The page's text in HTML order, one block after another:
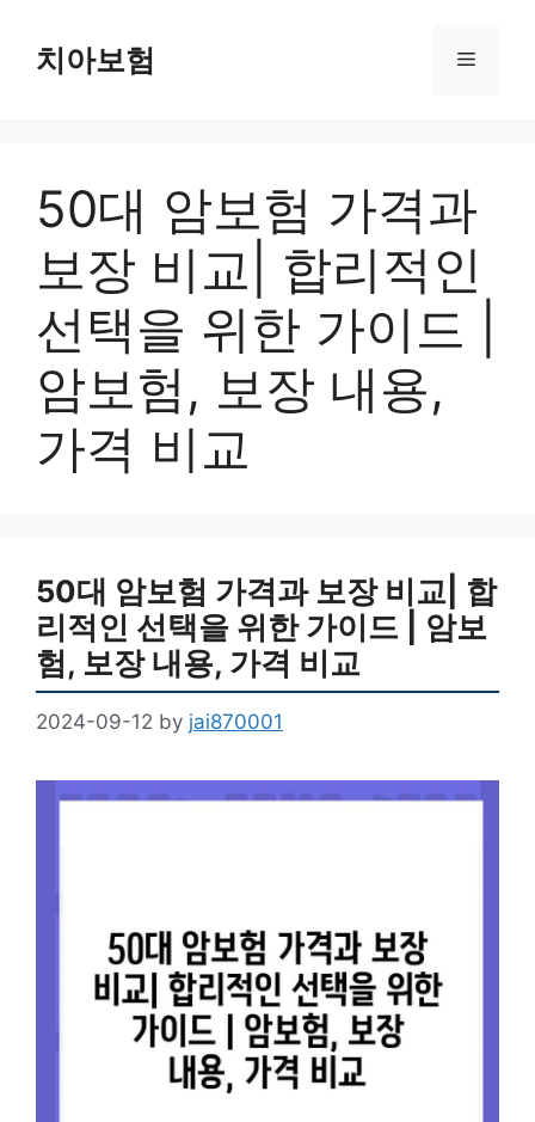
content치아보험 Menu
50대 암보험 가격과
보장 비교| 합리적인
선택을 위한 가이드 |
암보험, 보장 내용,
가격 비교
50대 암보험 가격과 보장 비교| 합
리적인 선택을 위한 가이드 | 암보
험, 보장 내용, 가격 비교
2024-09-12 by jai870001